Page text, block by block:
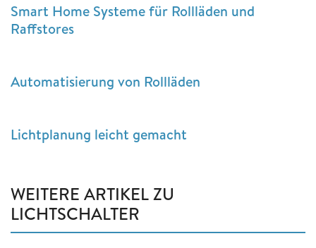
Smart Home Systeme für Rollläden und
Raffstores
Automatisierung von Rollläden
Lichtplanung leicht gemacht
WEITERE ARTIKEL ZU
LICHTSCHALTER